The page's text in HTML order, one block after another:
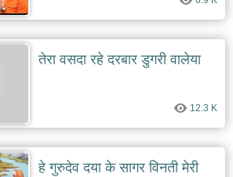
तेरा वसदा रहे दरबार डुगरी वालेया
12.3 K
हे गुरुदेव दया के सागर विनती मेरी